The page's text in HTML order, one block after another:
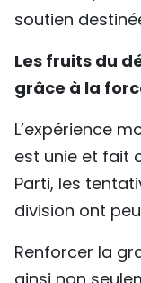
soutien
Les fruits du
grâce à la
L’expérience
est unie et fait
Parti, les
division ont
Renforcer la